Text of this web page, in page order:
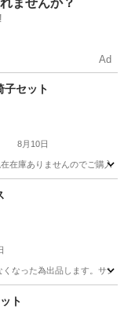
ませんか？
Ad
子セット
8月10日
在庫ありませんのでご購入
なった為出品します。サ
ト